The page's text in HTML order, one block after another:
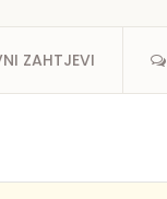
ZAHTJEVI